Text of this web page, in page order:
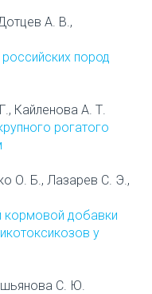
А. В.,
пород
Кайленова А. Т.
рогатого
О. Б., Лазарев С. Э.,
кормовой добавки
у
С. Ю.